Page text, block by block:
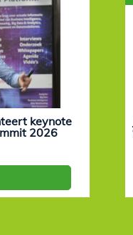
keynote
2026